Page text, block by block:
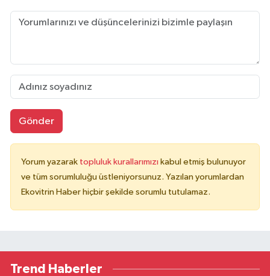
Gönder
Yorum yazarak topluluk kurallarımızı kabul etmiş bulunuyor
ve tüm sorumluluğu üstleniyorsunuz. Yazılan yorumlardan
Ekovitrin Haber hiçbir şekilde sorumlu tutulamaz.
Trend Haberler